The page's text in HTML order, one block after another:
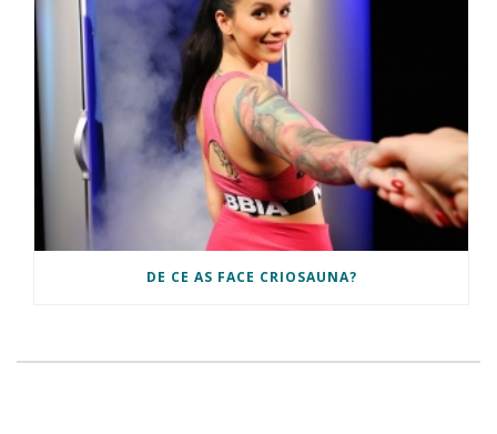
DE CE AS FACE CRIOSAUNA?